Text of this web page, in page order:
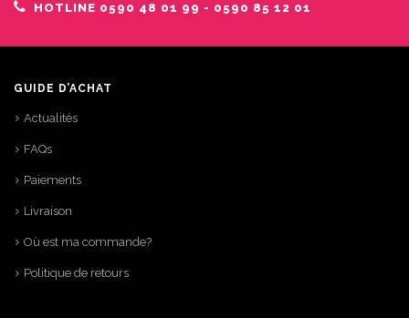
HOTLINE 0590 48 01 99 - 0590 85 12 01
GUIDE D’ACHAT
Actualités
FAQs
Paiements
Livraison
Où est ma commande?
Politique de retours